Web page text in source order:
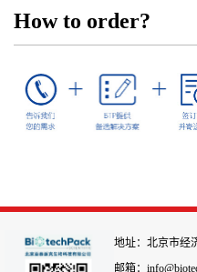
How to order?
地址：北京市经
邮箱：